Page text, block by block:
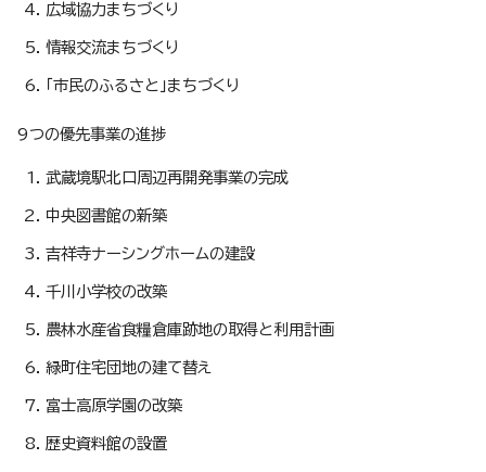
広域協力まちづくり
情報交流まちづくり
「市民のふるさと」まちづくり
9つの優先事業の進捗
武蔵境駅北口周辺再開発事業の完成
中央図書館の新築
吉祥寺ナーシングホームの建設
千川小学校の改築
農林水産省食糧倉庫跡地の取得と利用計画
緑町住宅団地の建て替え
富士高原学園の改築
歴史資料館の設置